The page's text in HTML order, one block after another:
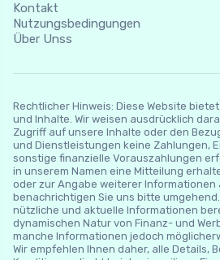
Kontakt
Nutzungsbedingungen
Über Unss
Rechtlicher Hinweis: Diese Website
und Inhalte. Wir weisen ausdrücklich
Zugriff auf unsere Inhalte oder den
und Dienstleistungen keine Zahlungen,
sonstige finanzielle Vorauszahlungen
in unserem Namen eine Mitteilung
oder zur Angabe weiterer
benachrichtigen Sie uns bitte
nützliche und aktuelle Informationen
dynamischen Natur von Finanz- und
manche Informationen jedoch
Wir empfehlen Ihnen daher, alle Details,